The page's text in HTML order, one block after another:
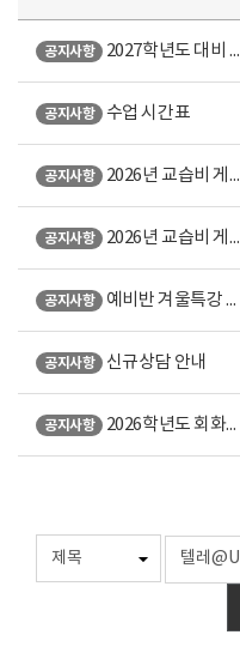
공지사항 2027학년도 대비 여름특강 안내
공지사항 수업 시간표
공지사항 2026년 교습비 게시표 (강남 본원)
공지사항 2026년 교습비 게시표 (노원 직영)
공지사항 예비반 겨울특강 안내
공지사항 신규상담 안내
공지사항 2026학년도 회화계열 미대입시 설명회 오시는 길 안내